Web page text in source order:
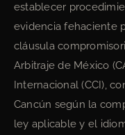
establecer
evidencia fehaciente
cláusula
Arbitraje de México
Internacional (CCI),
Cancún según la
ley aplicable y el